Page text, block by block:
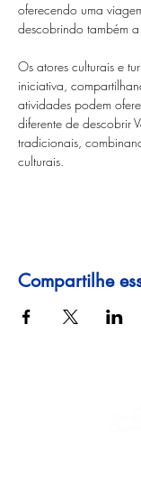
oferecendo uma
descobrindo também
Os atores culturais e
iniciativa,
atividades podem
diferente de descobrir
tradicionais,
culturais.
Compartilhe